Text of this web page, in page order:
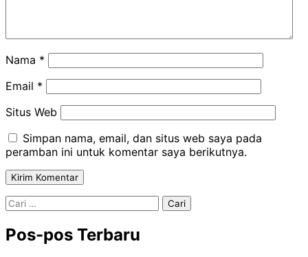
Nama *
Email *
Situs Web
Simpan nama, email, dan situs web saya pada
peramban ini untuk komentar saya berikutnya.
Cari
Pos-pos Terbaru